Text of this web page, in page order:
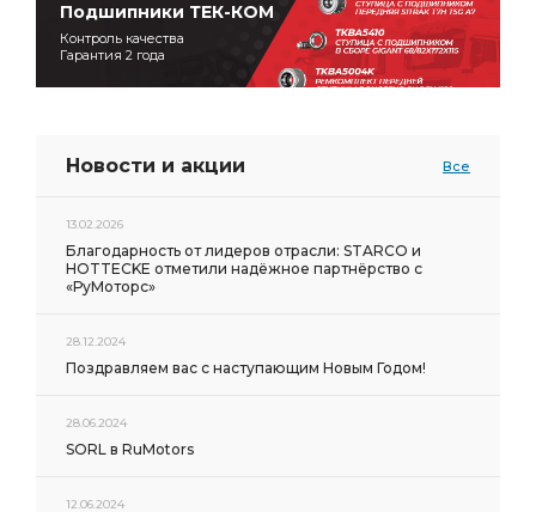
Подшипники ТЕК-КОМ
Контроль качества
Гарантия 2 года
Новости и акции Все
13.02.2026
Благодарность от лидеров отрасли: STARCO и
HOTTECKE отметили надёжное партнёрство с
«РуМоторс»
28.12.2024
Поздравляем вас с наступающим Новым Годом!
28.06.2024
SORL в RuMotors
12.06.2024